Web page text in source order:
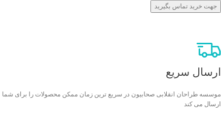
جهت خرید تماس بگیرید
ارسال سریع
موسسه طراحان انقلابی صحابیون در سریع ترین زمان ممکن محصولات را برای شما
ارسال می کند